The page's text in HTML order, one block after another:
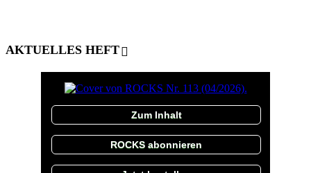
AKTUELLES HEFT
Zum Inhalt
ROCKS abonnieren